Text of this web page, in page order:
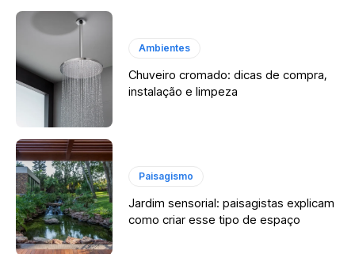
Ambientes
Chuveiro cromado: dicas de compra,
instalação e limpeza
Paisagismo
Jardim sensorial: paisagistas explicam
como criar esse tipo de espaço